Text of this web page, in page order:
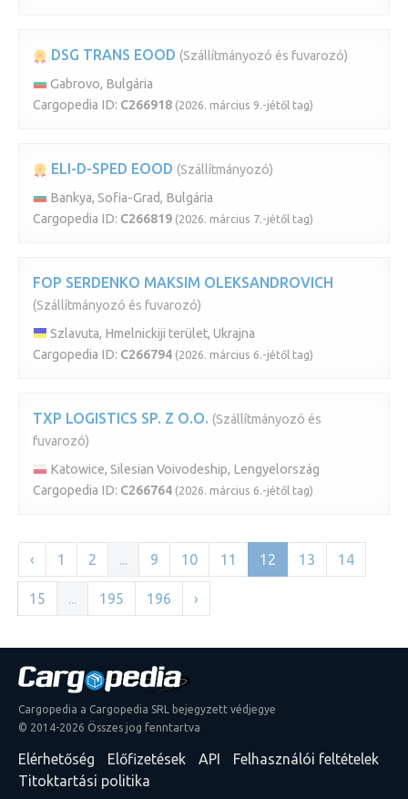
DSG TRANS EOOD (Szállítmányozó és fuvarozó)
Gabrovo, Bulgária
Cargopedia ID: C266918 (2026. március 9.-jétől tag)
ELI-D-SPED EOOD (Szállítmányozó)
Bankya, Sofia-Grad, Bulgária
Cargopedia ID: C266819 (2026. március 7.-jétől tag)
FOP SERDENKO MAKSIM OLEKSANDROVICH
(Szállítmányozó és fuvarozó)
Szlavuta, Hmelnickiji terület, Ukrajna
Cargopedia ID: C266794 (2026. március 6.-jétől tag)
TXP LOGISTICS SP. Z O.O. (Szállítmányozó és
fuvarozó)
Katowice, Silesian Voivodeship, Lengyelország
Cargopedia ID: C266764 (2026. március 6.-jétől tag)
‹ 1 2 ... 9 10 11 12 13 14
15 ... 195 196 ›
Cargopedia a Cargopedia SRL bejegyzett védjegye
© 2014-2026 Összes jog fenntartva
Elérhetőség Előfizetések API
Felhasználói feltételek
Titoktartási politika